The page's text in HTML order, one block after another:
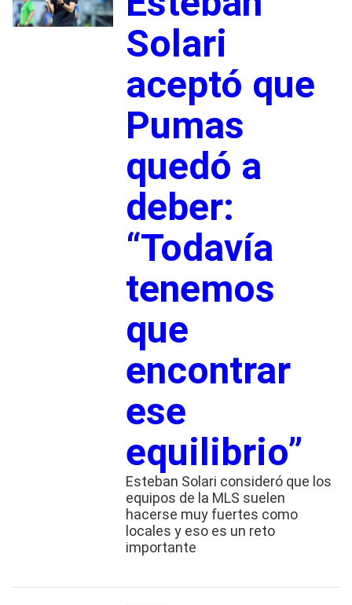
Solari
aceptó que
Pumas
quedó a
deber:
“Todavía
tenemos
que
encontrar
ese
equilibrio”
Esteban Solari consideró que los
equipos de la MLS suelen
hacerse muy fuertes como
locales y eso es un reto
importante